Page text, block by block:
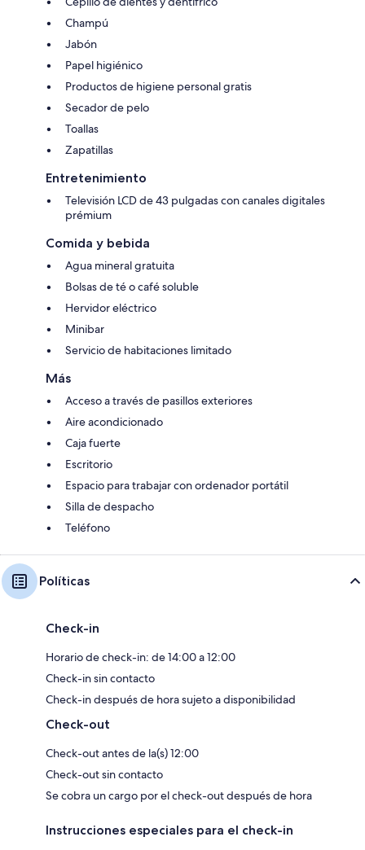
Champú
Jabón
Papel higiénico
Productos de higiene personal gratis
Secador de pelo
Toallas
Zapatillas
Entretenimiento
Televisión LCD de 43 pulgadas con canales digitales
prémium
Comida y bebida
Agua mineral gratuita
Bolsas de té o café soluble
Hervidor eléctrico
Minibar
Servicio de habitaciones limitado
Más
Acceso a través de pasillos exteriores
Aire acondicionado
Caja fuerte
Escritorio
Espacio para trabajar con ordenador portátil
Silla de despacho
Teléfono
Políticas
Check-in
Horario de check-in: de 14:00 a 12:00
Check-in sin contacto
Check-in después de hora sujeto a disponibilidad
Check-out
Check-out antes de la(s) 12:00
Check-out sin contacto
Se cobra un cargo por el check-out después de hora
Instrucciones especiales para el check-in